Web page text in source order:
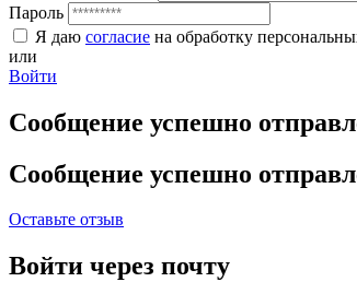
Пароль
Я даю согласие на обработку
или
Войти
Сообщение успешно
Сообщение успешно
Оставьте отзыв
Войти через почту